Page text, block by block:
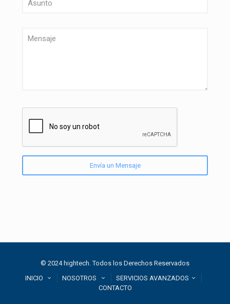
© 2024 hightech. Todos los Derechos Reservados
INICIO
NOSOTROS
SERVICIOS AVANZADOS
CONTACTO